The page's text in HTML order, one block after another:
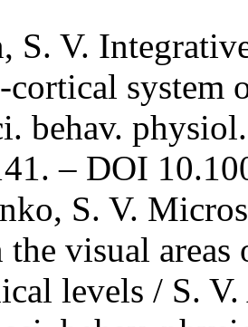
S. V.
cortical system
behav.
– DOI
S. V.
the visual
levels / S.